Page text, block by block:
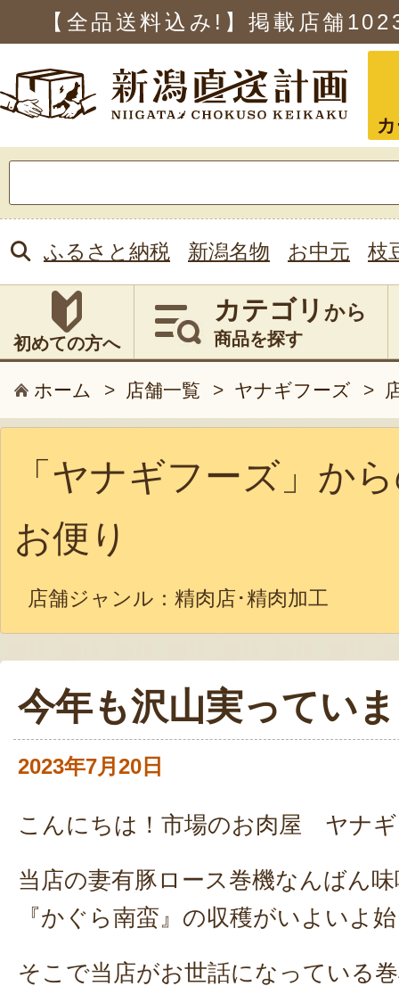
【全品送料込み!】掲載店舗
索:
ふるさと納税 新潟名物 お中元 枝
初めての方へ
カテゴリ から
商品を探す
ホーム > 店舗一覧 > ヤナギフーズ >
「ヤナギフーズ」か
お便り
店舗ジャンル： 精肉店･精肉加工
今年も沢山実ってい
2023年7月20日
こんにちは！市場のお肉屋 ヤナ
当店の妻有豚ロース巻機なんばん
『かぐら南蛮』の収穫がいよいよ
そこで当店がお世話になっている